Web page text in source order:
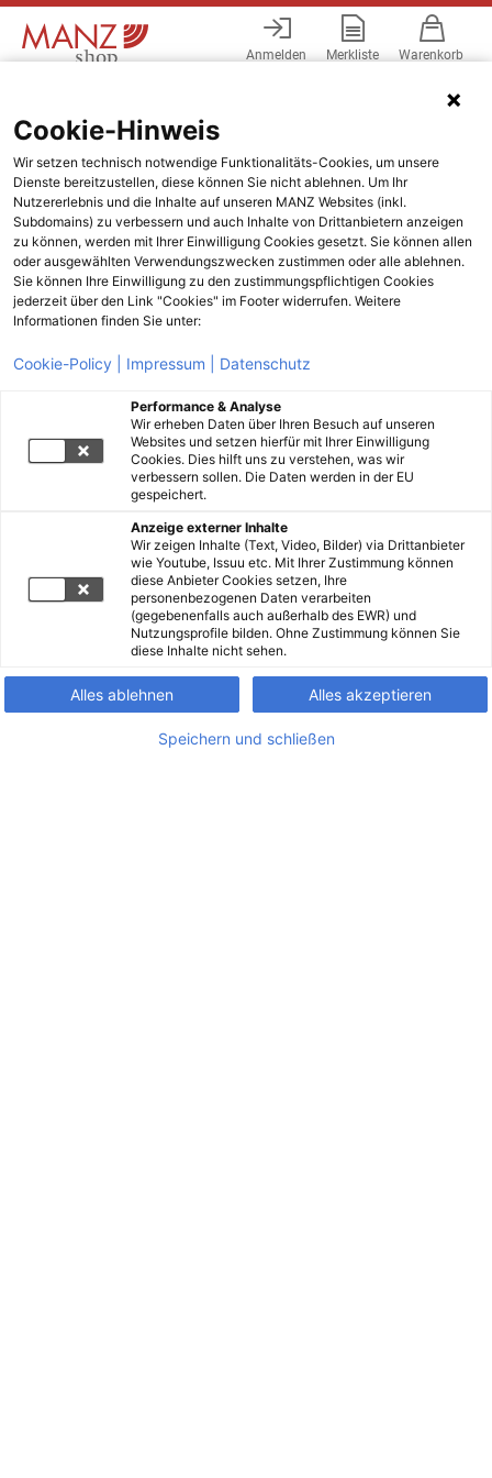
Anmelden Merkliste Warenkorb
Cookie-Hinweis
Wir setzen technisch notwendige Funktionalitäts-Cookies, um unsere
Dienste bereitzustellen, diese können Sie nicht ablehnen. Um Ihr
Nutzererlebnis und die Inhalte auf unseren MANZ Websites (inkl.
Subdomains) zu verbessern und auch Inhalte von Drittanbietern anzeigen
zu können, werden mit Ihrer Einwilligung Cookies gesetzt. Sie können allen
oder ausgewählten Verwendungszwecken zustimmen oder alle ablehnen.
Sie können Ihre Einwilligung zu den zustimmungspflichtigen Cookies
jederzeit über den Link "Cookies" im Footer widerrufen. Weitere
Informationen finden Sie unter:
Cookie-Policy | Impressum | Datenschutz
Performance & Analyse
Wir erheben Daten über Ihren Besuch auf unseren
Websites und setzen hierfür mit Ihrer Einwilligung
Cookies. Dies hilft uns zu verstehen, was wir
verbessern sollen. Die Daten werden in der EU
gespeichert.
Anzeige externer Inhalte
Wir zeigen Inhalte (Text, Video, Bilder) via Drittanbieter
wie Youtube, Issuu etc. Mit Ihrer Zustimmung können
diese Anbieter Cookies setzen, Ihre
personenbezogenen Daten verarbeiten
(gegebenenfalls auch außerhalb des EWR) und
Nutzungsprofile bilden. Ohne Zustimmung können Sie
diese Inhalte nicht sehen.
Alles ablehnen Alles akzeptieren
Speichern und schließen